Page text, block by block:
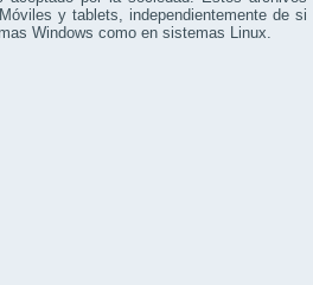
y tablets, independientemente de si
Windows como en sistemas Linux.